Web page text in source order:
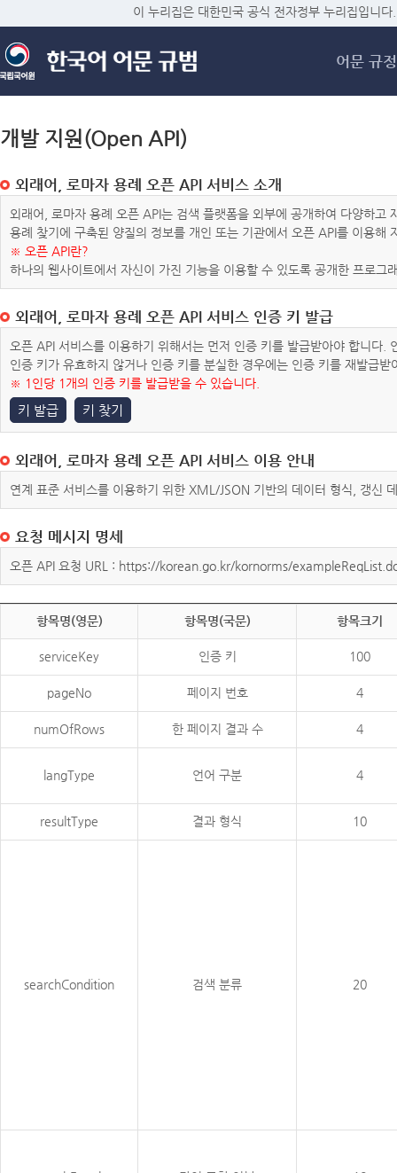
메
이 누리집은 대한민국 공식 전자정부 누리집입니다.
어문 규정
개발 지원(Open API)
외래어, 로마자 용례 오픈 API 서비스 소개
외래어, 로마자 용례 오픈 API는 검색 플랫폼을 외부에 공개하여 다양하
용례 찾기에 구축된 양질의 정보를 개인 또는 기관에서 오픈 API를 이용해
※ 오픈 API란?
하나의 웹사이트에서 자신이 가진 기능을 이용할 수 있도록 공개한 프로그
외래어, 로마자 용례 오픈 API 서비스 인증 키 발급
오픈 API 서비스를 이용하기 위해서는 먼저 인증 키를 발급받아야 합니다
인증 키가 유효하지 않거나 인증 키를 분실한 경우에는 인증 키를 재발급받
※ 1인당 1개의 인증 키를 발급받을 수 있습니다.
키 발급 키 찾기
외래어, 로마자 용례 오픈 API 서비스 이용 안내
연계 표준 서비스를 이용하기 위한 XML/JSON 기반의 데이터 형식, 갱신
요청 메시지 명세
오픈 API 요청 URL : https://korean.go.kr/kornorms/
항목명(영문) 항목명(국문) 항목크기
serviceKey 인증 키 100
pageNo 페이지 번호 4
numOfRows 한 페이지 결과 수 4
langType 언어 구분 4
resultType 결과 형식 10
searchCondition 검색 분류 20